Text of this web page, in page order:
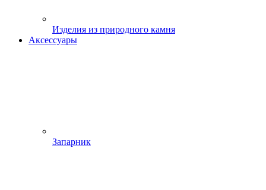
Изделия из природного камня
Аксессуары
Запарник